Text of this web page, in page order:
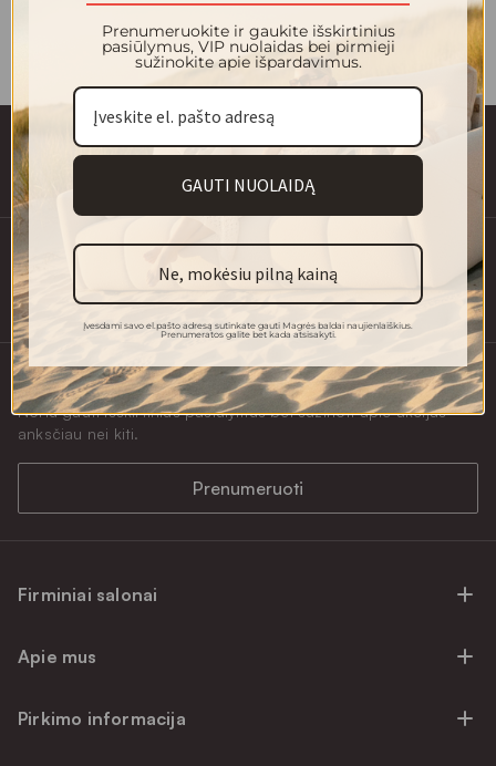
info@magre.lt
+370 634 85000
Firminiai salonai
Firminiai salonai Klaipėdoje
Apie mus
Pirkimo informacija
Naujienlaiškio prenumerata
Noriu gauti išskirtinius pasiūlymus bei sužinoti apie akcijas
anksčiau nei kiti.
Prenumeruoti
Prenumeruokite ir gaukite išskirtinius
pasiūlymus, VIP nuolaidas bei pirmieji
sužinokite apie išpardavimus.
GAUTI NUOLAIDĄ
Ne, mokėsiu pilną kainą
Įvesdami savo el.pašto adresą sutinkate gauti Magrės baldai naujienlaiškius.
Prenumeratos galite bet kada atsisakyti.